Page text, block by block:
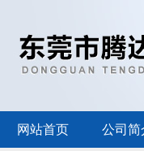
网站首页 公司简